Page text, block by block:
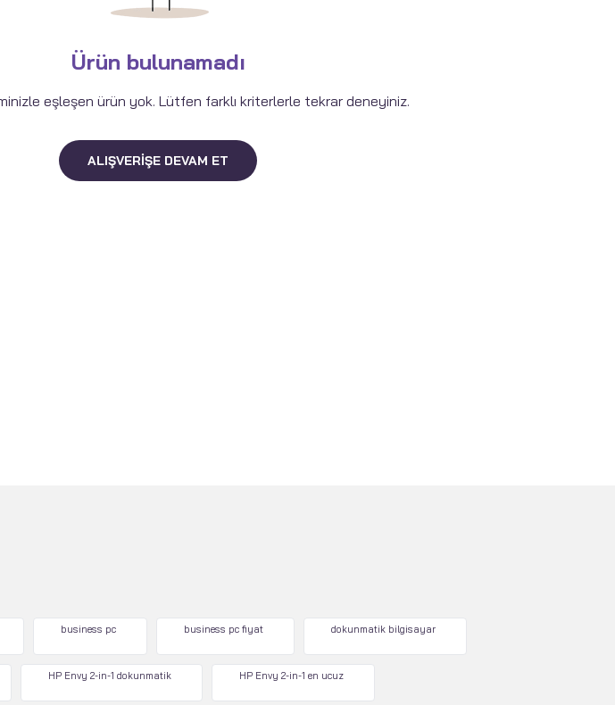
Ürün bulunamadı
eşleşen ürün yok. Lütfen farklı kriterlerle tekrar deneyiniz.
ALIŞVERIŞE DEVAM ET
business pc business pc fiyat dokunmatik bilgisayar
HP Envy 2-in-1 dokunmatik HP Envy 2-in-1 en ucuz